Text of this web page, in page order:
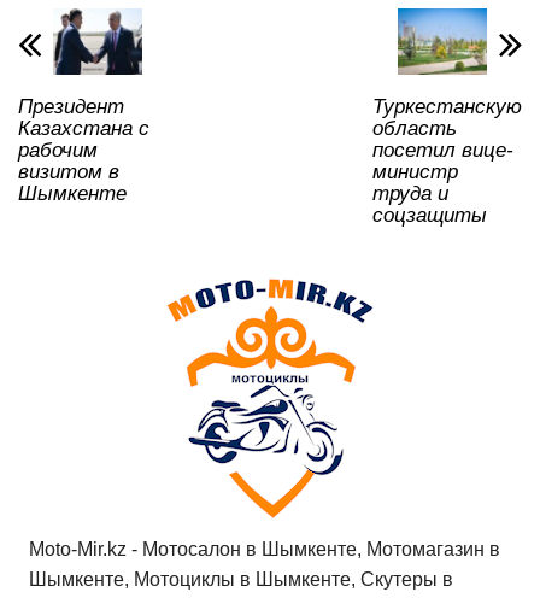
p
p
o
o
k
и
ть
Президент
Казахстана с
рабочим
визитом в
Шымкенте
Туркестанскую
область
посетил вице-
министр
труда и
соцзащиты
Moto-Mir.kz - Мотосалон в Шымкенте, Мотомагазин в
Шымкенте, Мотоциклы в Шымкенте, Скутеры в